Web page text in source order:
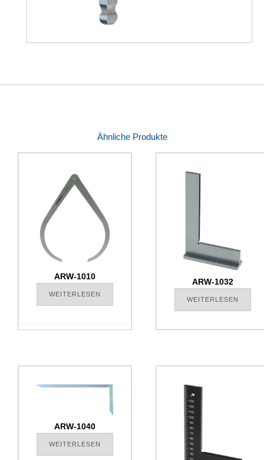
Ähnliche Produkte
ARW-1010
WEITERLESEN
ARW-1032
WEITERLESEN
ARW-1040
WEITERLESEN